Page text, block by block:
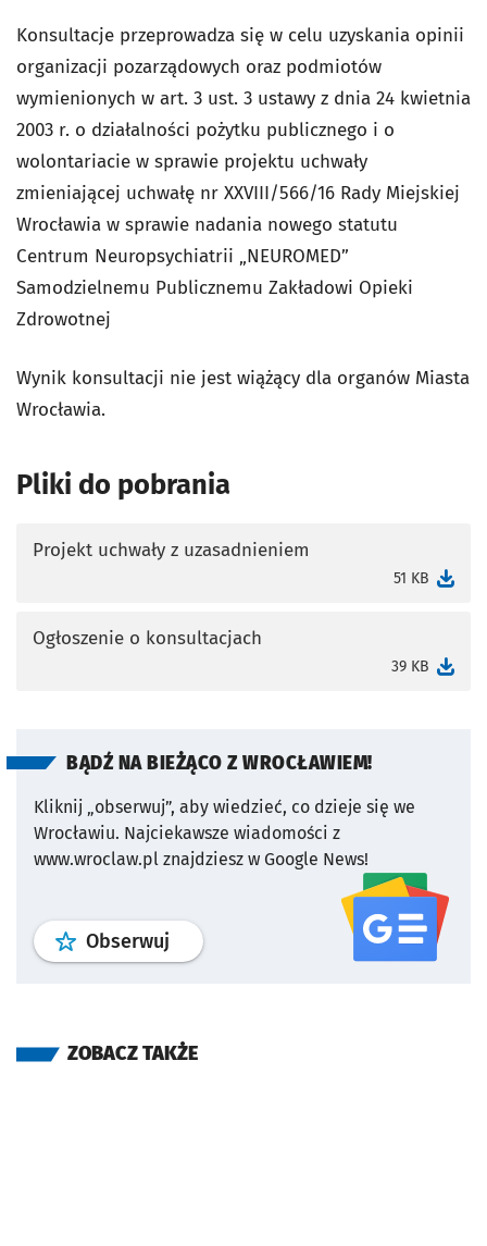
Konsultacje przeprowadza się w celu uzyskania opinii
organizacji pozarządowych oraz podmiotów
wymienionych w art. 3 ust. 3 ustawy z dnia 24 kwietnia
2003 r. o działalności pożytku publicznego i o
wolontariacie w sprawie projektu uchwały
zmieniającej uchwałę nr XXVIII/566/16 Rady Miejskiej
Wrocławia w sprawie nadania nowego statutu
Centrum Neuropsychiatrii „NEUROMED”
Samodzielnemu Publicznemu Zakładowi Opieki
Zdrowotnej
Wynik konsultacji nie jest wiążący dla organów Miasta
Wrocławia.
Pliki do pobrania
Projekt uchwały z uzasadnieniem
51 KB
Ogłoszenie o konsultacjach
39 KB
BĄDŹ NA BIEŻĄCO Z WROCŁAWIEM!
Kliknij „obserwuj”, aby wiedzieć, co dzieje się we
Wrocławiu. Najciekawsze wiadomości z
www.wroclaw.pl znajdziesz w Google News!
Obserwuj profil serwisu
ZOBACZ TAKŻE